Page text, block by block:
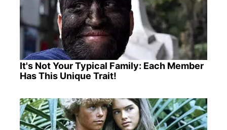
It's Not Your Typical Family: Each Member
Has This Unique Trait!